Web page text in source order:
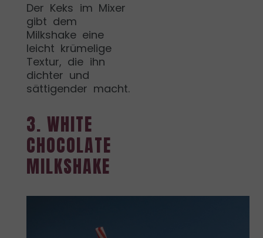
Der Keks im Mixer
gibt dem
Milkshake eine
leicht krümelige
Textur, die ihn
dichter und
sättigender macht.
3. WHITE
CHOCOLATE
MILKSHAKE